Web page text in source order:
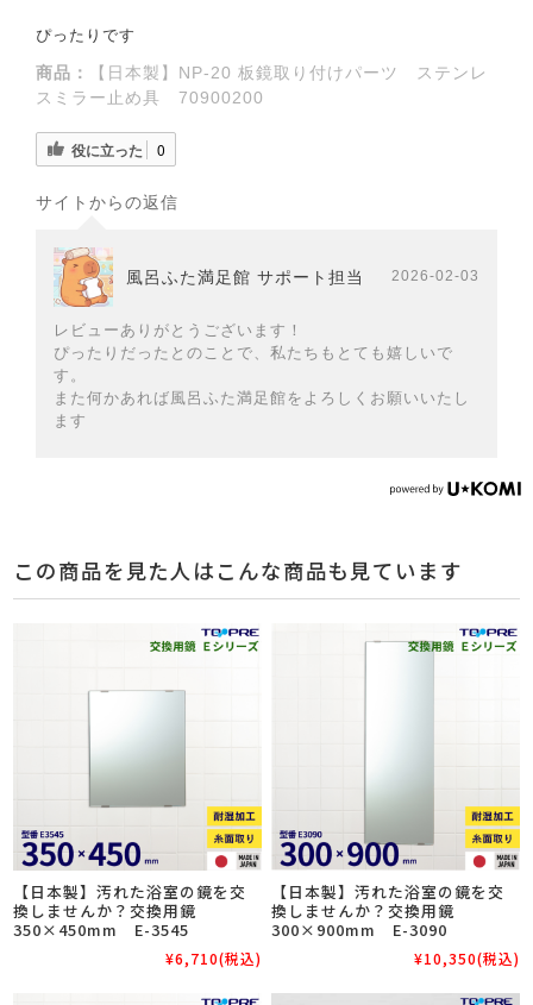
ぴったりです
商品：
【日本製】NP-20 板鏡取り付けパーツ ステンレ
スミラー止め具 70900200
役に立った 0
サイトからの返信
風呂ふた満足館 サポート担当 2026-02-03
レビューありがとうございます！
ぴったりだったとのことで、私たちもとても嬉しいで
す。
また何かあれば風呂ふた満足館をよろしくお願いいたし
ます
この商品を見た人はこんな商品も見ています
【日本製】汚れた浴室の鏡を交
換しませんか？交換用鏡
350×450mm E-3545
¥6,710(税込)
【日本製】汚れた浴室の鏡を交
換しませんか？交換用鏡
300×900mm E-3090
¥10,350(税込)